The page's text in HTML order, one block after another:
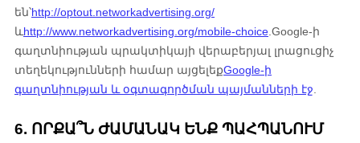
են՝http://optout.networkadvertising.org/
և http://www.networkadvertising.org/mobile-choice Google-ի
գաղտնիության պրակտիկայի վերաբերյալ լրացուցիչ
տեղեկությունների համար այցելեքGoogle-ի
գաղտնիության և օգտագործման պայմանների էջ
6. ՈՐՔԱ՞Ն ԺԱՄԱՆԱԿ ԵՆՔ ՊԱՀՊԱՆՈՒՄ